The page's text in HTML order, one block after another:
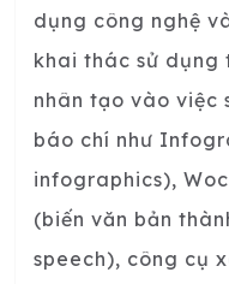
dụng công nghệ
khai thác sử
nhân tạo vào việc
báo chí như
infographics),
(biến văn bản
speech), công cụ